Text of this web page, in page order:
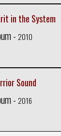
in the System
- 2010
Sound
- 2016